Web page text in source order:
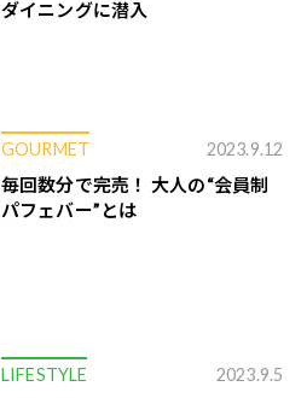
ダイニングに潜入
GOURMET 2023.9.12
毎回数分で完売！ 大人の“会員制
パフェバー”とは
LIFESTYLE 2023.9.5